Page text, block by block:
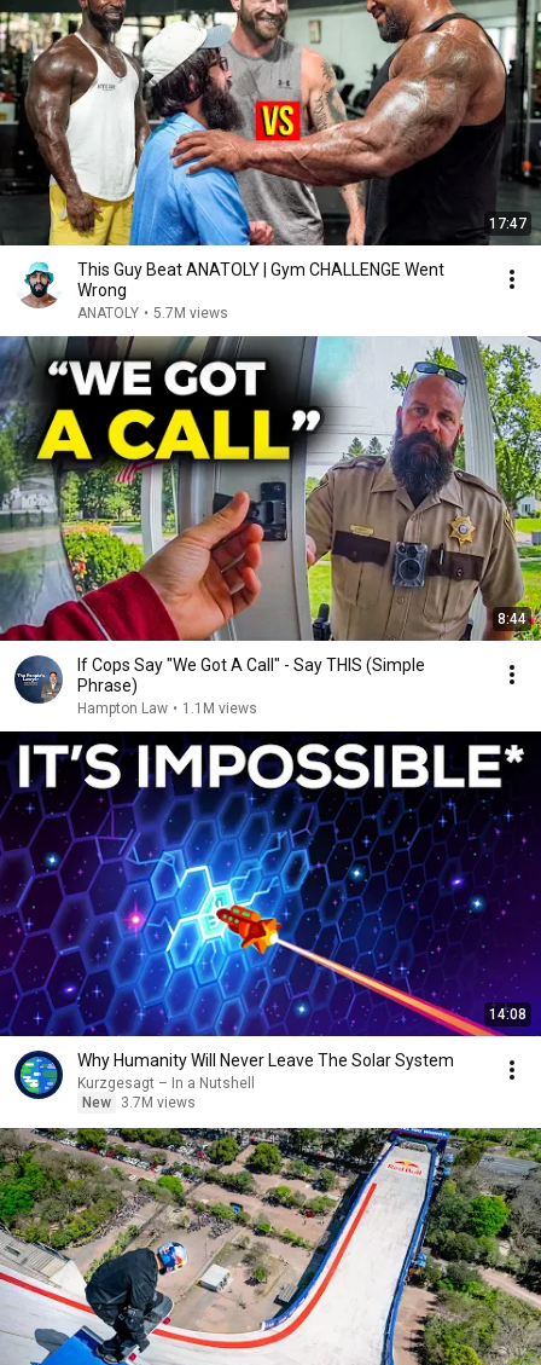
17:47
This Guy Beat ANATOLY | Gym CHALLENGE Went
Wrong
ANATOLY • 5.7M views
8:44
If Cops Say "We Got A Call" - Say THIS (Simple
Phrase)
Hampton Law • 1.1M views
14:08
Why Humanity Will Never Leave The Solar System
Kurzgesagt – In a Nutshell
New
3.7M views